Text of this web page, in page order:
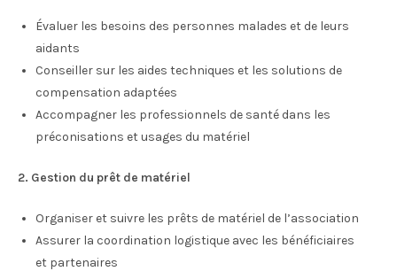
Évaluer les besoins des personnes malades et de leurs
aidants
Conseiller sur les aides techniques et les solutions de
compensation adaptées
Accompagner les professionnels de santé dans les
préconisations et usages du matériel
2. Gestion du prêt de matériel
Organiser et suivre les prêts de matériel de l’association
Assurer la coordination logistique avec les bénéficiaires
et partenaires